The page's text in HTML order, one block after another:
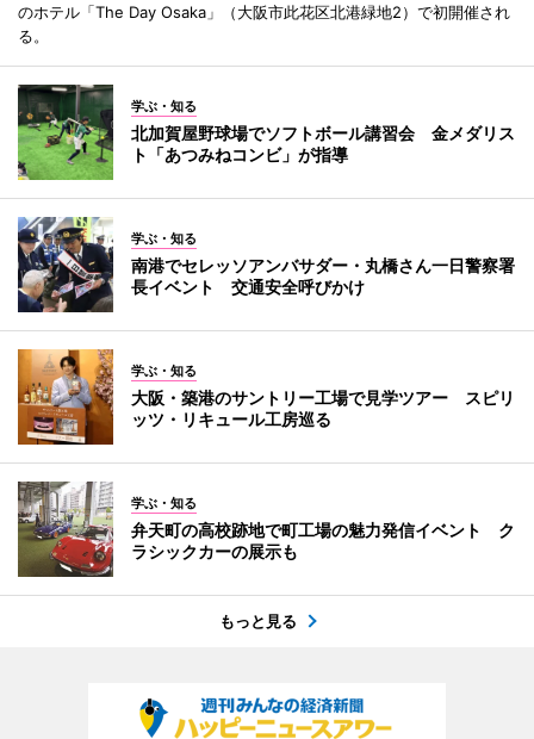
のホテル「The Day Osaka」（大阪市此花区北港緑地2）で初開催され
る。
学ぶ・知る
北加賀屋野球場でソフトボール講習会 金メダリス
ト「あつみねコンビ」が指導
学ぶ・知る
南港でセレッソアンバサダー・丸橋さん一日警察署
長イベント 交通安全呼びかけ
学ぶ・知る
大阪・築港のサントリー工場で見学ツアー スピリ
ッツ・リキュール工房巡る
学ぶ・知る
弁天町の高校跡地で町工場の魅力発信イベント ク
ラシックカーの展示も
もっと見る